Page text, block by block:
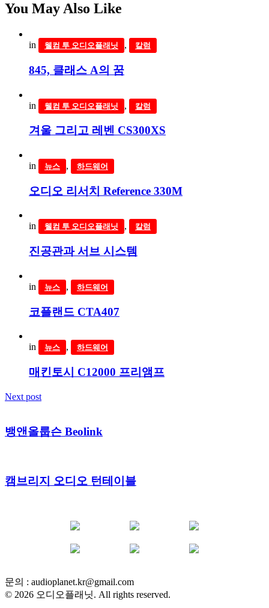
You May Also Like
in 웰컴 투 오디오플래닛 , 칼럼
845, 클래스 A의 꿈
in 웰컴 투 오디오플래닛 , 칼럼
겨울 그리고 레벤 CS300XS
in 뉴스 , 하드웨어
오디오 리서치 Reference 330M
in 웰컴 투 오디오플래닛 , 칼럼
진공관과 서브 시스템
in 뉴스 , 하드웨어
코플랜드 CTA407
in 뉴스 , 하드웨어
매킨토시 C12000 프리앰프
Next post
뱅앤올룹슨 Beolink
캠브리지 오디오 턴테이블
문의 : audioplanet.kr@gmail.com
© 2026 오디오플래닛. All rights reserved.